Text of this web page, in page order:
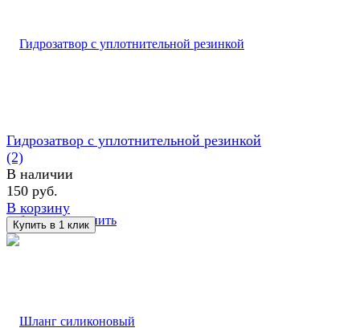
избранное сравнить
Гидрозатвор с уплотнительной резинкой
(2)
В наличии
150 руб.
В корзину